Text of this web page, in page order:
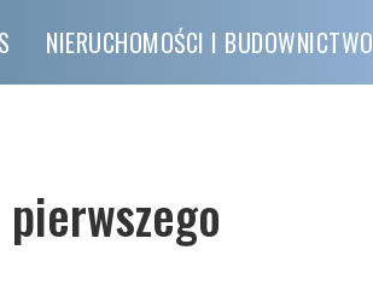
NIERUCHOMOŚCI I BUDOWNICTWO